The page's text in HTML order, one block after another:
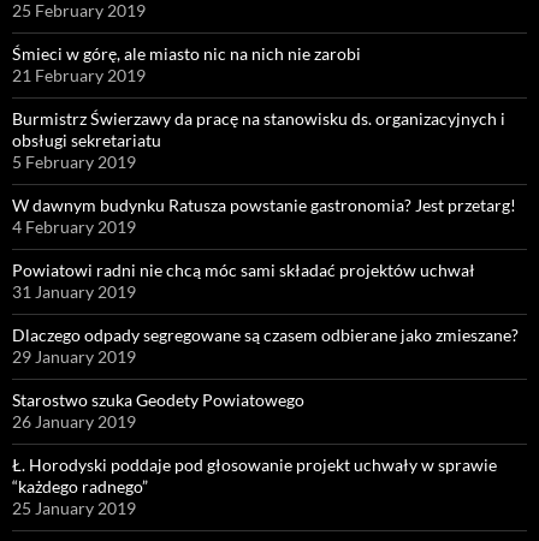
25 February 2019
Śmieci w górę, ale miasto nic na nich nie zarobi
21 February 2019
Burmistrz Świerzawy da pracę na stanowisku ds. organizacyjnych i
obsługi sekretariatu
5 February 2019
W dawnym budynku Ratusza powstanie gastronomia? Jest przetarg!
4 February 2019
Powiatowi radni nie chcą móc sami składać projektów uchwał
31 January 2019
Dlaczego odpady segregowane są czasem odbierane jako zmieszane?
29 January 2019
Starostwo szuka Geodety Powiatowego
26 January 2019
Ł. Horodyski poddaje pod głosowanie projekt uchwały w sprawie
“każdego radnego”
25 January 2019